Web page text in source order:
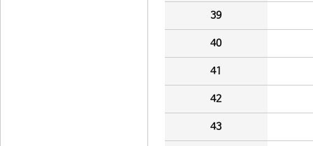
39
40
41
42
43